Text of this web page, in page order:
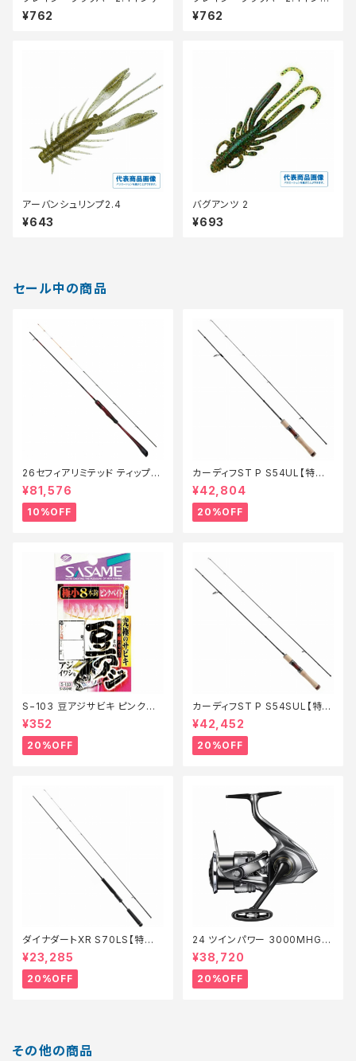
¥762
532 シ゛ンシ゛ャーシュリン
フ゜
¥762
アーバンシュリンプ2.4
¥643
バグアンツ 2
¥693
セール中の商品
26セフィアリミテッド ティップエ
ギング S63ML+S【継続セール_
ロッド】【10】
¥81,576
10%OFF
カーディフST P S54UL【特価
ロッド】【20】
¥42,804
20%OFF
S−103 豆アジサビキ ピンクベ
イト 1【特価仕掛】【20】
¥352
20%OFF
カーディフST P S54SUL【特価
ロッド】【20】
¥42,452
20%OFF
ダイナダートXR S70LS【特価
ロッド】【20】
¥23,285
20%OFF
24 ツインパワー 3000MHG
【特価リール】【20】
¥38,720
20%OFF
その他の商品